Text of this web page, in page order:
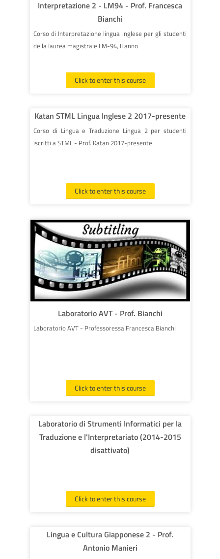
Interpretazione 2 - LM94 - Prof. Francesca
Bianchi
Corso di Interpretazione lingua inglese per gli studenti
della laurea magistrale LM-94, II anno
Click to enter this course
Katan STML Lingua Inglese 2 2017-presente
Corso di Lingua e Traduzione Lingua 2 per studenti
iscritti a STML - Prof. Katan 2017-presente
Click to enter this course
Laboratorio AVT - Prof. Bianchi
Laboratorio AVT - Professoressa Francesca Bianchi
Click to enter this course
Laboratorio di Strumenti Informatici per la
Traduzione e l'Interpretariato (2014-2015
disattivato)
Click to enter this course
Lingua e Cultura Giapponese 2 - Prof.
Antonio Manieri